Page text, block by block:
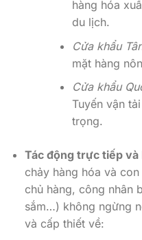
hàng hóa
du lịch.
Cửa khẩu
mặt hàng
Cửa khẩu
Tuyến vận
trọng.
Tác động trực tiếp và
chảy hàng hóa và
chủ hàng, công nhân
sắm…) không ngừng
và cấp thiết về: